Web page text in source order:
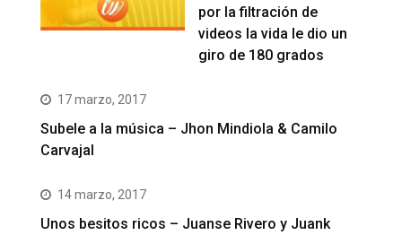
por la filtración de
videos la vida le dio un
giro de 180 grados
17 marzo, 2017
Subele a la música – Jhon Mindiola & Camilo
Carvajal
14 marzo, 2017
Unos besitos ricos – Juanse Rivero y Juank